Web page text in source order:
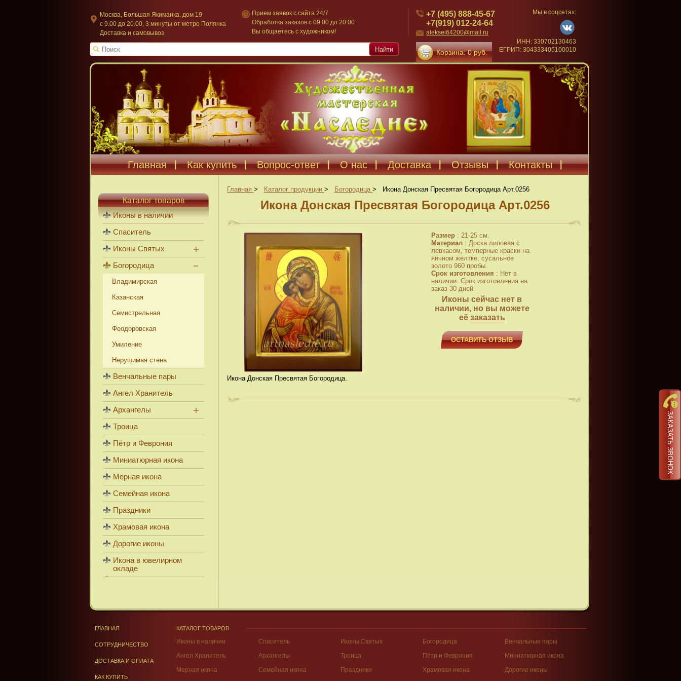
Москва, Большая Якиманка, дом 19
c 9.00 до 20.00, 3 минуты от метро Полянка
Доставка и самовывоз
Прием заявок с сайта 24/7
Обработка заказов с 09:00 до 20:00
Вы общаетесь с художником!
+7 (495) 888-45-67
+7(919) 012-24-64
aleksei64200@mail.ru
Корзина: 0 руб.
Мы в соцсетях:
ИНН: 330702130463
ЕГРИП: 304333405100010
Найти
Главная Как купить Вопрос-ответ О нас Доставка Отзывы Контакты
Главная > Каталог продукции > Богородица > Икона Донская Пресвятая Богородица Арт.0256
Икона Донская Пресвятая Богородица Арт.0256
Размер : 21-25 см.
Материал : Доска липовая с
левкасом, темперные краски на
яичном желтке, сусальное
золото 960 пробы.
Срок изготовления : Нет в
наличии. Срок изготовления на
заказ 30 дней.
Иконы сейчас нет в
наличии, но вы можете
её заказать
ОСТАВИТЬ ОТЗЫВ
Икона Донская Пресвятая Богородица.
Каталог товаров
Иконы в наличии
Спаситель
Иконы Святых
Богородица
Владимирская
Казанская
Семистрельная
Феодоровская
Умиление
Нерушимая стена
Венчальные пары
Ангел Хранитель
Архангелы
Троица
Пётр и Феврония
Миниатюрная икона
Мерная икона
Семейная икона
Праздники
Храмовая икона
Дорогие иконы
Икона в ювелирном
окладе
ЗАКАЗАТЬ ЗВОНОК
ГЛАВНАЯ
СОТРУДНИЧЕСТВО
ДОСТАВКА И ОПЛАТА
КАК КУПИТЬ
КАТАЛОГ ТОВАРОВ
Иконы в наличии Спаситель Иконы Святых Богородица
Венчальные пары
Ангел Хранитель
Архангелы Троица Пётр и Феврония
Миниатюрная икона
Мерная икона
Семейная икона Праздники Храмовая икона
Дорогие иконы